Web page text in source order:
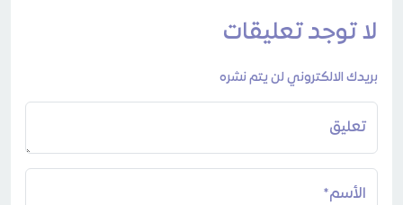
لا توجد تعليقات
بريدك الالكتروني لن يتم نشره
تعليق
الأسم*